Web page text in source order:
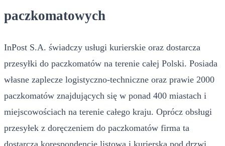
paczkomatowych
InPost S.A. świadczy usługi kurierskie oraz dostarcza
przesyłki do paczkomatów na terenie całej Polski. Posiada
własne zaplecze logistyczno-techniczne oraz prawie 2000
paczkomatów znajdujących się w ponad 400 miastach i
miejscowościach na terenie całego kraju. Oprócz obsługi
przesyłek z doręczeniem do paczkomatów firma ta
dostarcza korespondencję listową i kurierską pod drzwi